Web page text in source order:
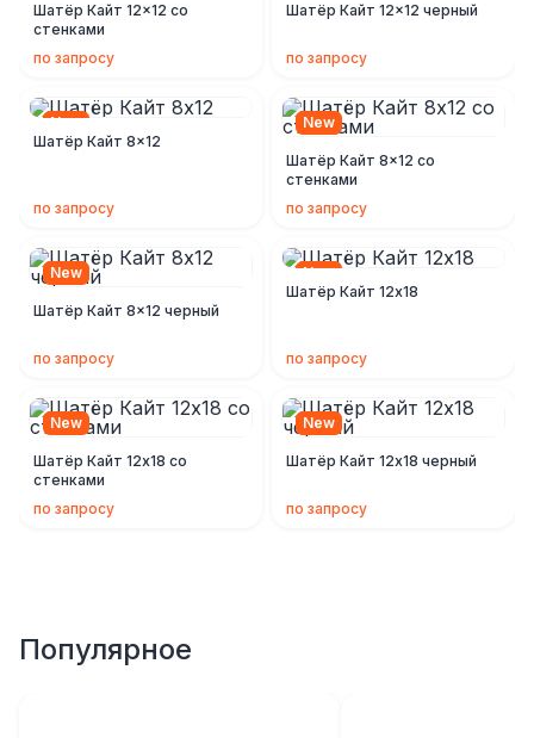
Шатёр Кайт 12x12 со
стенками
по запросу
Шатёр Кайт 12x12 черный
по запросу
New
Шатёр Кайт 8x12
по запросу
New
Шатёр Кайт 8x12 со
стенками
по запросу
New
Шатёр Кайт 8x12 черный
по запросу
New
Шатёр Кайт 12х18
по запросу
New
Шатёр Кайт 12х18 со
стенками
по запросу
New
Шатёр Кайт 12х18 черный
по запросу
Популярное